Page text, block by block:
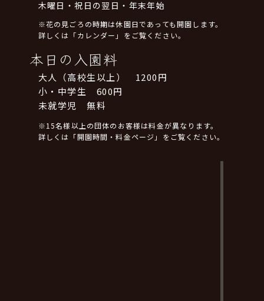
木曜日・祝日の翌日・年末年始
※花の見ごろの時期は休園日であっても開園します。
詳しくは「カレンダー」をご覧ください。
本日の入園料
大人（高校生以上） 1200円
小・中学生 600円
未就学児 無料
※15名様以上の団体のお客様は料金が異なります。
詳しくは「開園時間・料金ページ」をご覧ください。